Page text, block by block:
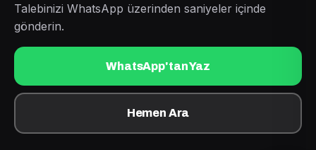
Talebinizi WhatsApp üzerinden saniyeler içinde
gönderin.
WhatsApp'tan Yaz
Hemen Ara